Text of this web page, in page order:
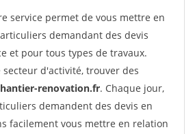
service permet de vous mettre en
demandant des devis
et pour tous types de travaux.
d'activité, trouver des
renovation.fr. Chaque jour,
demandent des devis en
facilement vous mettre en relation